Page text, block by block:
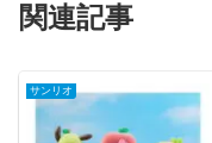
関連記事
サンリオ